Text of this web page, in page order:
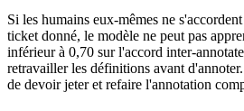
Si les humains eux-mêmes ne
ticket donné, le modèle ne peut pas
inférieur à 0,70 sur l'accord inter-
retravailler les définitions avant
de devoir jeter et refaire l'annotation